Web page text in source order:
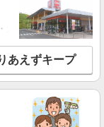
太田市・館林市・藤
あえずキープ